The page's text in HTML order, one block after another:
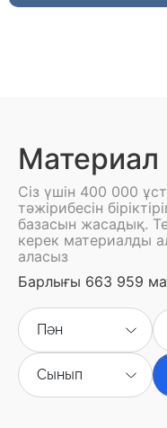
Материал
Сіз үшін 400 000
тәжірибесін
базасын жасадық.
керек материалды
аласыз
Барлығы 663 959
Пән
Сынып